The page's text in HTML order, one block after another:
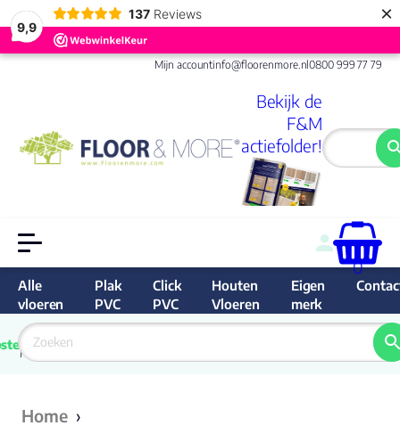
9,9
137 Reviews ×
Mijn accountinfo@floorenmore.nl0800 999 77 79
Bekijk de
F&M
actiefolder!
0
Alle
vloeren
Plak
PVC
Click
PVC
Houten
Vloeren
Eigen
merk
van
Nederland
9.6/10
Home ›